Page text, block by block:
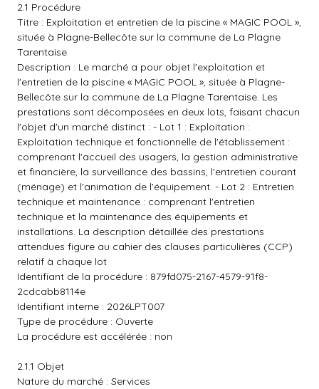
2.1 Procédure
Titre : Exploitation et entretien de la piscine « MAGIC POOL »,
située à Plagne-Bellecôte sur la commune de La Plagne
Tarentaise
Description : Le marché a pour objet l'exploitation et
l'entretien de la piscine « MAGIC POOL », située à Plagne-
Bellecôte sur la commune de La Plagne Tarentaise. Les
prestations sont décomposées en deux lots, faisant chacun
l'objet d'un marché distinct : - Lot 1 : Exploitation :
Exploitation technique et fonctionnelle de l'établissement :
comprenant l'accueil des usagers, la gestion administrative
et financière, la surveillance des bassins, l'entretien courant
(ménage) et l'animation de l'équipement. - Lot 2 : Entretien
technique et maintenance : comprenant l'entretien
technique et la maintenance des équipements et
installations. La description détaillée des prestations
attendues figure au cahier des clauses particulières (CCP)
relatif à chaque lot
Identifiant de la procédure : 879fd075-2167-4579-91f8-
2cdcabb8114e
Identifiant interne : 2026LPT007
Type de procédure : Ouverte
La procédure est accélérée : non
2.1.1 Objet
Nature du marché : Services